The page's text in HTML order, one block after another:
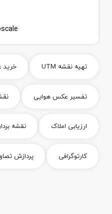
تهیه نقشه UTM
تفسیر عکس هوایی
ارزیابی املاک نقشه
کارتوگرافی پردازش